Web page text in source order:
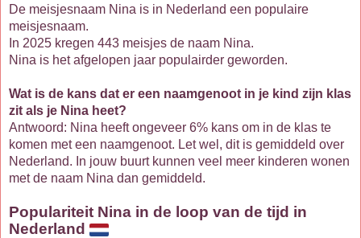
De meisjesnaam Nina is in Nederland een populaire
meisjesnaam.
In 2025 kregen 443 meisjes de naam Nina.
Nina is het afgelopen jaar populairder geworden.
Wat is de kans dat er een naamgenoot in je kind zijn klas
zit als je Nina heet?
Antwoord: Nina heeft ongeveer 6% kans om in de klas te
komen met een naamgenoot. Let wel, dit is gemiddeld over
Nederland. In jouw buurt kunnen veel meer kinderen wonen
met de naam Nina dan gemiddeld.
Populariteit Nina in de loop van de tijd in
Nederland